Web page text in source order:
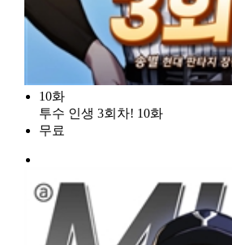
10화
투수 인생 3회차! 10화
무료